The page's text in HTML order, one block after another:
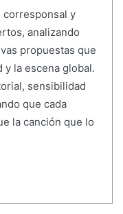
corresponsal y
analizando
propuestas que
la escena global.
sensibilidad
que cada
la canción que lo